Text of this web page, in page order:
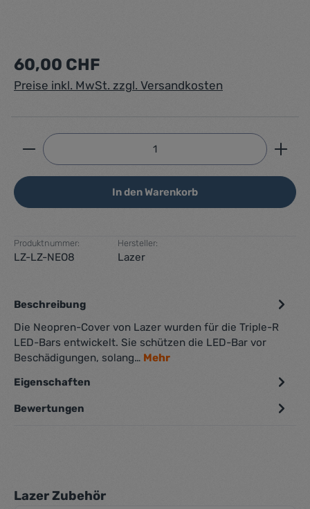
Regulärer Preis:
60,00 CHF
Preise inkl. MwSt. zzgl. Versandkosten
Produkt Anzahl: Gib den gewünschten Wert ein
In den Warenkorb
Produktnummer:
LZ-LZ-NEO8
Hersteller:
Lazer
Beschreibung
Die Neopren-Cover von Lazer wurden für die Triple-R
LED-Bars entwickelt. Sie schützen die LED-Bar vor
Beschädigungen, solang… Mehr
Eigenschaften
Bewertungen
Produktgalerie überspringen
Lazer Zubehör